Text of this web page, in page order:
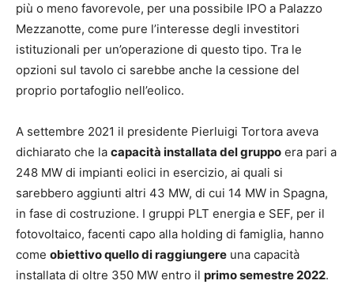
più o meno favorevole, per una possibile IPO a Palazzo
Mezzanotte, come pure l’interesse degli investitori
istituzionali per un’operazione di questo tipo. Tra le
opzioni sul tavolo ci sarebbe anche la cessione del
proprio portafoglio nell’eolico.
A settembre 2021 il presidente Pierluigi Tortora aveva
dichiarato che la capacità installata del gruppo era pari a
248 MW di impianti eolici in esercizio, ai quali si
sarebbero aggiunti altri 43 MW, di cui 14 MW in Spagna,
in fase di costruzione. I gruppi PLT energia e SEF, per il
fotovoltaico, facenti capo alla holding di famiglia, hanno
come obiettivo quello di raggiungere una capacità
installata di oltre 350 MW entro il primo semestre 2022.